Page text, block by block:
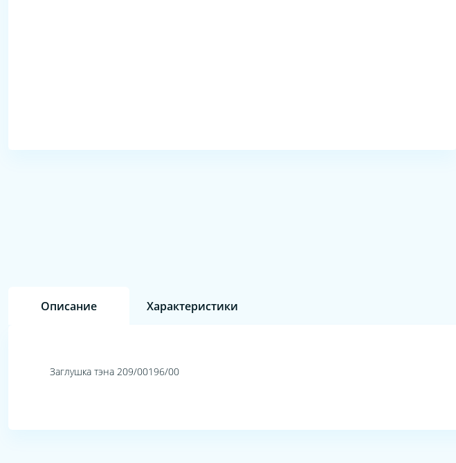
Описание Характеристики
Заглушка тэна 209/00196/00